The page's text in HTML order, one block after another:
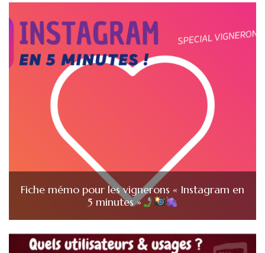
Fiche mémo pour les vignerons « Instagram en
5 minutes »